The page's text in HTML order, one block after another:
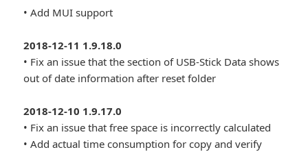
• Add MUI support
2018-12-11 1.9.18.0
• Fix an issue that the section of USB-Stick Data shows
out of date information after reset folder
2018-12-10 1.9.17.0
• Fix an issue that free space is incorrectly calculated
• Add actual time consumption for copy and verify